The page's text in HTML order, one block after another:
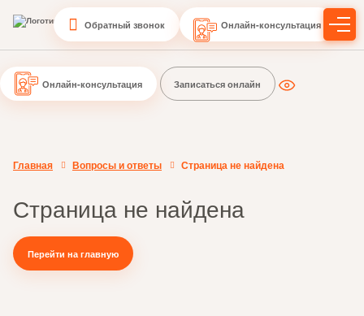
Обратный звонок Онлайн-консультация
Онлайн-консультация Записаться онлайн
Главная Вопросы и ответы Страница не найдена
Страница не найдена
Перейти на главную